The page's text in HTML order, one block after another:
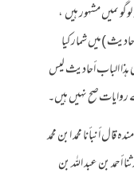
ںمیں مشہور ہیں ،
)میں شمار کیا
هذا الباب أحاديث ليس
روایات صح نہیں ہیں۔
قال أنبأنا محمد ابن محمد
أحمد بن عبد الله بن